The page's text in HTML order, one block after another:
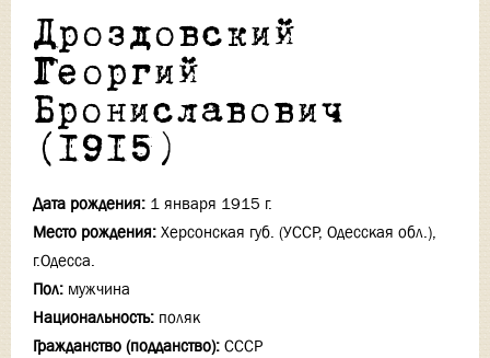
Дроздовский
Георгий
Брониславович
(1915)
Дата рождения: 1 января 1915 г.
Место рождения: Херсонская губ. (УССР, Одесская обл.),
г.Одесса.
Пол: мужчина
Национальность: поляк
Гражданство (подданство): СССР